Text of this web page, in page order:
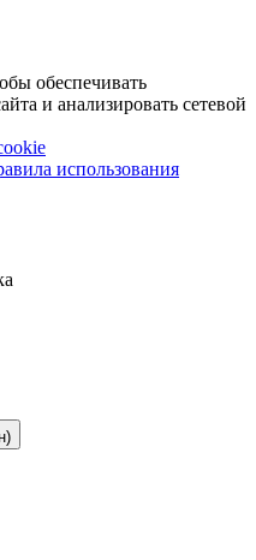
обеспечивать
и анализировать сетевой
использования